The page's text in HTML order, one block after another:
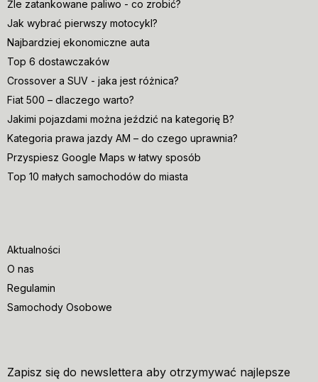
Źle zatankowane paliwo - co zrobić?
Jak wybrać pierwszy motocykl?
Najbardziej ekonomiczne auta
Top 6 dostawczaków
Crossover a SUV - jaka jest różnica?
Fiat 500 – dlaczego warto?
Jakimi pojazdami można jeździć na kategorię B?
Kategoria prawa jazdy AM – do czego uprawnia?
Przyspiesz Google Maps w łatwy sposób
Top 10 małych samochodów do miasta
Aktualności
O nas
Regulamin
Samochody Osobowe
Zapisz się do newslettera aby otrzymywać najlepsze